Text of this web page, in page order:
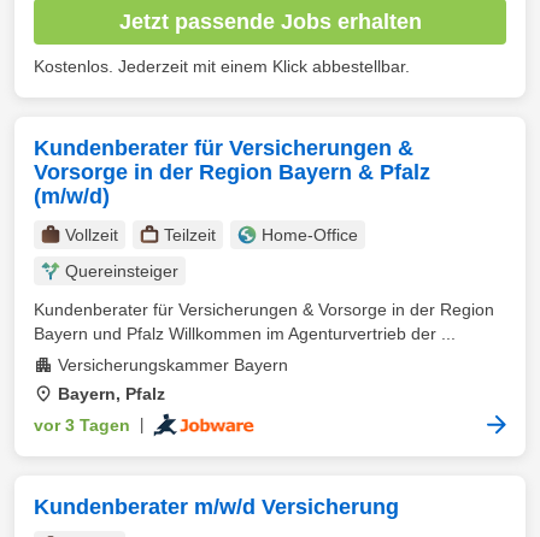
Jetzt passende Jobs erhalten
Kostenlos. Jederzeit mit einem Klick abbestellbar.
Kundenberater für Versicherungen &
Vorsorge in der Region Bayern & Pfalz
(m/w/d)
Vollzeit Teilzeit
Home-Office
Quereinsteiger
Kundenberater für Versicherungen & Vorsorge in der Region
Bayern und Pfalz Willkommen im Agenturvertrieb der ...
Versicherungskammer Bayern
Bayern, Pfalz
vor 3 Tagen
Kundenberater m/w/d Versicherung